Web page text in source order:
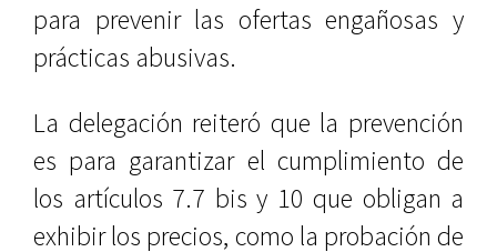
para prevenir las ofertas engañosas y
prácticas abusivas.
La delegación reiteró que la prevención
es para garantizar el cumplimiento de
los artículos 7.7 bis y 10 que obligan a
exhibir los precios, como la probación de